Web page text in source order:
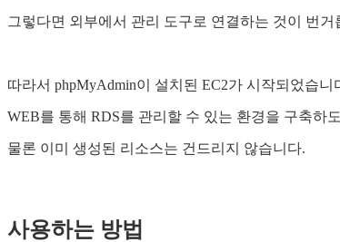
그렇다면 외부에서 관리 도구로 연결하는 것이 번거
따라서 phpMyAdmin이 설치된 EC2가 시작되었습니
WEB를 통해 RDS를 관리할 수 있는 환경을 구축하
물론 이미 생성된 리소스는 건드리지 않습니다.
사용하는 방법